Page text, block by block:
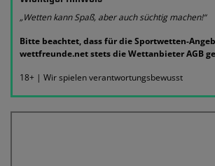
„Wetten kann Spaß, aber auch süchtig machen!“
Bitte beachtet, dass für die Sportwetten-
wettfreunde.net stets die Wettanbieter AGB
18+ | Wir spielen verantwortungsbewusst